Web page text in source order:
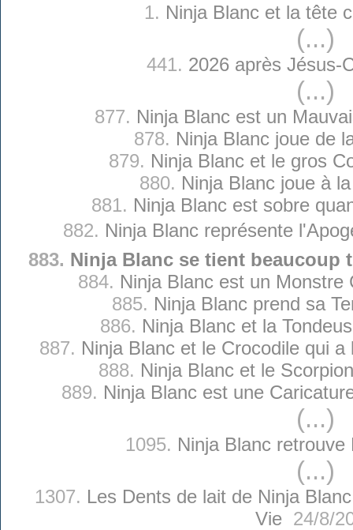
1. Ninja Blanc et la tête
(...)
441. 2026 après Jésus-
(...)
877. Ninja Blanc est un
878. Ninja Blanc joue de
879. Ninja Blanc et le gros
880. Ninja Blanc joue à
881. Ninja Blanc est sobre
882. Ninja Blanc représente
883. Ninja Blanc se tient beaucoup
884. Ninja Blanc est un Monstre
885. Ninja Blanc prend sa
886. Ninja Blanc et la
887. Ninja Blanc et le Crocodile qui
888. Ninja Blanc et le
889. Ninja Blanc est une
(...)
1095. Ninja Blanc retrouve
(...)
1307. Les Dents de lait de Ninja
Vie24/8/